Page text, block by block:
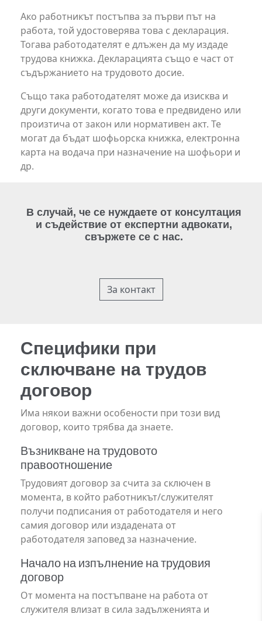
Ако работникът постъпва за първи път на
работа, той удостоверява това с декларация.
Тогава работодателят е длъжен да му издаде
трудова книжка. Декларацията също е част от
съдържанието на трудовото досие.
Също така работодателят може да изисква и
други документи, когато това е предвидено или
произтича от закон или нормативен акт. Те
могат да бъдат шофьорска книжка, електронна
карта на водача при назначение на шофьори и
др.
В случай, че се нуждаете от консултация
и съдействие от експертни адвокати,
свържете се с нас.
За контакт
Специфики при
сключване на трудов
договор
Има някои важни особености при този вид
договор, които трябва да знаете.
Възникване на трудовото
правоотношение
Трудовият договор за счита за сключен в
момента, в който работникът/служителят
получи подписания от работодателя и него
самия договор или издадената от
работодателя заповед за назначение.
Начало на изпълнение на трудовия
договор
От момента на постъпване на работа от
служителя влизат в сила задълженията и